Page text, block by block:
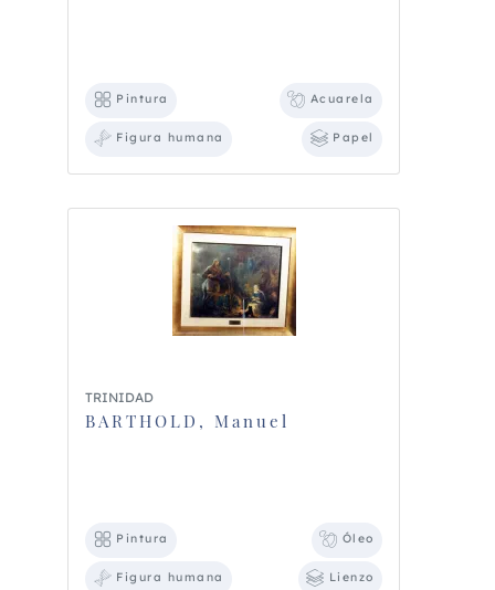
Pintura Acuarela
Figura humana Papel
TRINIDAD
BARTHOLD, Manuel
Pintura Óleo
Figura humana Lienzo